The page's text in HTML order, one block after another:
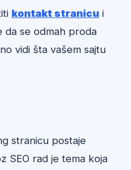
kontakt stranicu i
da se odmah proda
vidi šta vašem sajtu
stranicu postaje
SEO rad je tema koja